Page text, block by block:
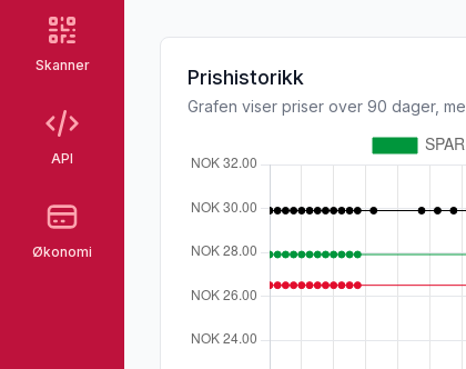
Skanner
API
Økonomi
Prishistorikk
Grafen viser priser over 90 dager,